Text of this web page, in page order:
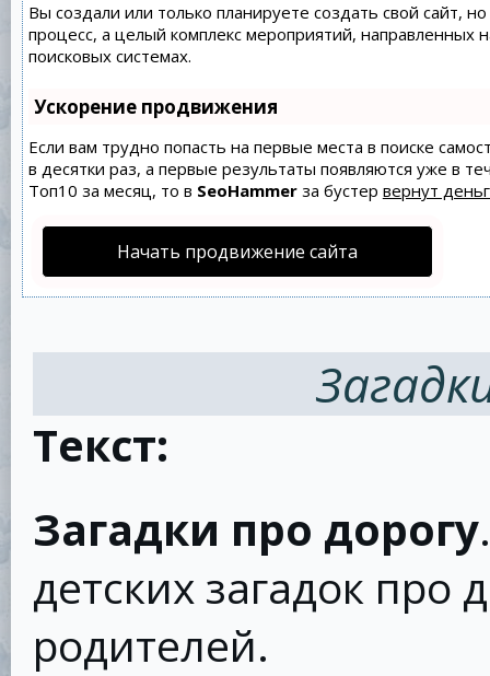
Вы создали или только планируете создать свой сайт,
процесс, а целый комплекс мероприятий,
поисковых системах.
Ускорение продвижения
Если вам трудно попасть на первые места в поиске
в десятки раз, а первые результаты появляются уже в
Топ10 за месяц, то в SeoHammerза бустер вернут
Начать продвижение сайта
Текст:
Загадки про дорогу
детских загадок про
родителей.